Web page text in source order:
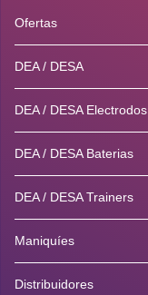
Ofertas
DEA / DESA
DEA / DESA Electrodos
DEA / DESA Baterias
DEA / DESA Trainers
Maniquíes
Distribuidores